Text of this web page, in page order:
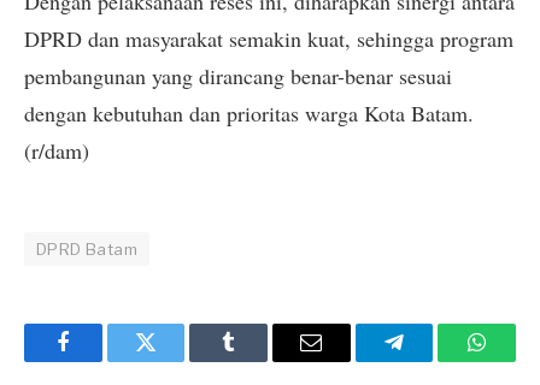
DPRD dan masyarakat semakin kuat, sehingga program
pembangunan yang dirancang benar-benar sesuai
dengan kebutuhan dan prioritas warga Kota Batam.
(r/dam)
DPRD Batam
FacebookTwitter Tumblr Email Telegram